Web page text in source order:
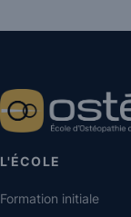
L'ÉCOLE
Formation initiale